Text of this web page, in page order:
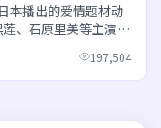
本播出的爱情题材动
、石原里美等主演。
197,504